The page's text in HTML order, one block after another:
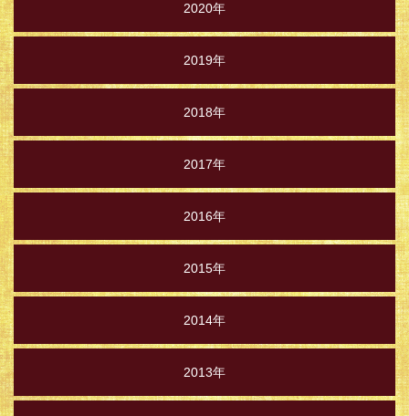
2020年
2019年
2018年
2017年
2016年
2015年
2014年
2013年